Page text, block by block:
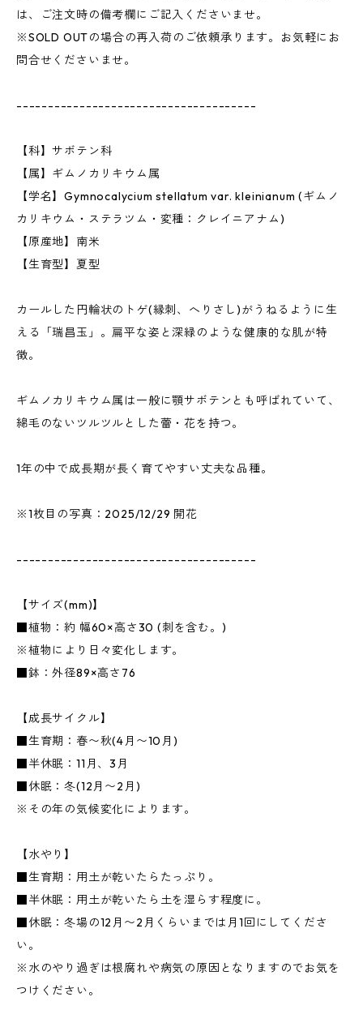
は、ご注文時の備考欄にご記入くださいませ。
※SOLD OUTの場合の再入荷のご依頼承ります。お気軽にお
問合せくださいませ。
--------------------------------------
【科】サボテン科
【属】ギムノカリキウム属
【学名】Gymnocalycium stellatum var. kleinianum (ギムノ
カリキウム・ステラツム・変種：クレイニアナム)
【原産地】南米
【生育型】夏型
カールした円輪状のトゲ(縁刺、へりさし)がうねるように生
える「瑞昌玉」。扁平な姿と深緑のような健康的な肌が特
徴。
ギムノカリキウム属は一般に顎サボテンとも呼ばれていて、
綿毛のないツルツルとした蕾・花を持つ。
1年の中で成長期が長く育てやすい丈夫な品種。
※1枚目の写真：2025/12/29 開花
--------------------------------------
【サイズ(mm)】
■植物：約 幅60×高さ30 (刺を含む。)
※植物により日々変化します。
■鉢：外径89×高さ76
【成長サイクル】
■生育期：春〜秋(4月〜10月)
■半休眠：11月、3月
■休眠：冬(12月〜2月)
※その年の気候変化によります。
【水やり】
■生育期：用土が乾いたらたっぷり。
■半休眠：用土が乾いたら土を湿らす程度に。
■休眠：冬場の12月〜2月くらいまでは月1回にしてくださ
い。
※水のやり過ぎは根腐れや病気の原因となりますのでお気を
つけください。